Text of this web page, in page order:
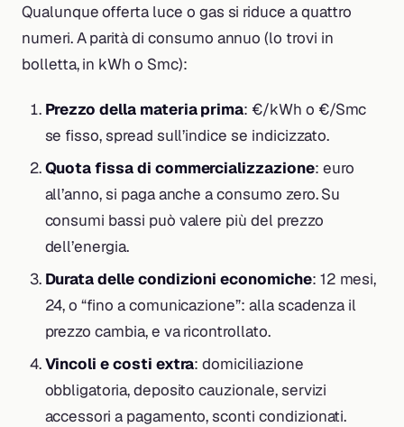
Qualunque offerta luce o gas si riduce a quattro
numeri. A parità di consumo annuo (lo trovi in
bolletta, in kWh o Smc):
Prezzo della materia prima: €/kWh o €/Smc
se fisso, spread sull’indice se indicizzato.
Quota fissa di commercializzazione: euro
all’anno, si paga anche a consumo zero. Su
consumi bassi può valere più del prezzo
dell’energia.
Durata delle condizioni economiche: 12 mesi,
24, o “fino a comunicazione”: alla scadenza il
prezzo cambia, e va ricontrollato.
Vincoli e costi extra: domiciliazione
obbligatoria, deposito cauzionale, servizi
accessori a pagamento, sconti condizionati.